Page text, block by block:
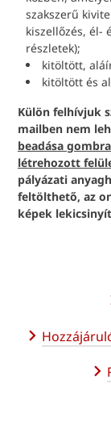
szakszerű
kiszellőzés, él-
részletek);
kitöltött,
kitöltött és
Külön felhívjuk
mailben nem
beadása
létrehozott
pályázati
feltölthető, az
képek